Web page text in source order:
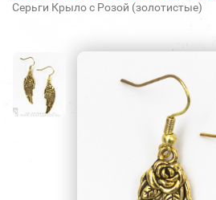
Серьги Крыло с Розой (золотистые)